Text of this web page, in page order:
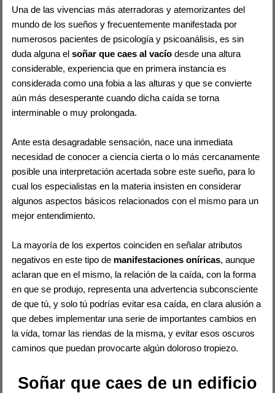
Una de las vivencias más aterradoras y atemorizantes del
mundo de los sueños y frecuentemente manifestada por
numerosos pacientes de psicología y psicoanálisis, es sin
duda alguna elsoñar que caes al vacío desde una altura
considerable, experiencia que en primera instancia es
considerada como una fobia a las alturas y que se convierte
aún más desesperante cuando dicha caída se torna
interminable o muy prolongada.
Ante esta desagradable sensación, nace una inmediata
necesidad de conocer a ciencia cierta o lo más cercanamente
posible una interpretación acertada sobre este sueño, para lo
cual los especialistas en la materia insisten en considerar
algunos aspectos básicos relacionados con el mismo para un
mejor entendimiento.
La mayoría de los expertos coinciden en señalar atributos
negativos en este tipo de manifestaciones oníricas, aunque
aclaran que en el mismo, la relación de la caída, con la forma
en que se produjo, representa una advertencia subconsciente
de que tú, y solo tú podrías evitar esa caída, en clara alusión a
que debes implementar una serie de importantes cambios en
la vida, tomar las riendas de la misma, y evitar esos oscuros
caminos que puedan provocarte algún doloroso tropiezo.
Soñar que caes de un edificio